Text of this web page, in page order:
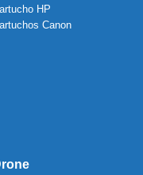
HP
Canon